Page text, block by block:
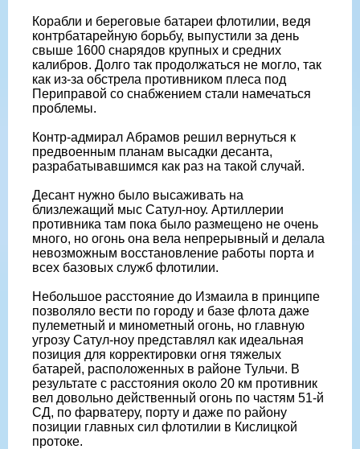
Корабли и береговые батареи флотилии, ведя
контрбатарейную борьбу, выпустили за день
свыше 1600 снарядов крупных и средних
калибров. Долго так продолжаться не могло, так
как из-за обстрела противником плеса под
Периправой со снабжением стали намечаться
проблемы.
Контр-адмирал Абрамов решил вернуться к
предвоенным планам высадки десанта,
разрабатывавшимся как раз на такой случай.
Десант нужно было высаживать на
близлежащий мыс Сатул-ноу. Артиллерии
противника там пока было размещено не очень
много, но огонь она вела непрерывный и делала
невозможным восстановление работы порта и
всех базовых служб флотилии.
Небольшое расстояние до Измаила в принципе
позволяло вести по городу и базе флота даже
пулеметный и минометный огонь, но главную
угрозу Сатул-ноу представлял как идеальная
позиция для корректировки огня тяжелых
батарей, расположенных в районе Тульчи. В
результате с расстояния около 20 км противник
вел довольно действенный огонь по частям 51-й
СД, по фарватеру, порту и даже по району
позиции главных сил флотилии в Кислицкой
протоке.